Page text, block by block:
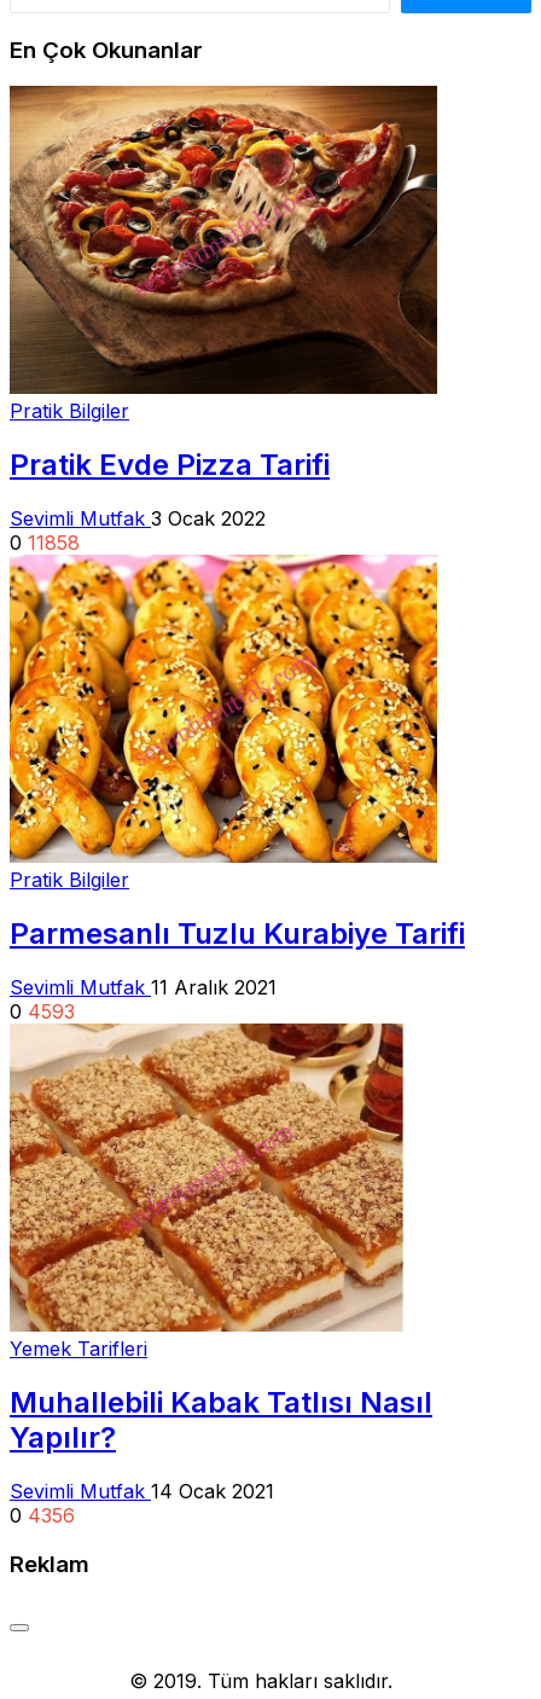
En Çok Okunanlar
Pratik Bilgiler
Pratik Evde Pizza Tarifi
Sevimli Mutfak 3 Ocak 2022
0 11858
Pratik Bilgiler
Parmesanlı Tuzlu Kurabiye Tarifi
Sevimli Mutfak 11 Aralık 2021
0 4593
Yemek Tarifleri
Muhallebili Kabak Tatlısı Nasıl
Yapılır?
Sevimli Mutfak 14 Ocak 2021
0 4356
Reklam
© 2019. Tüm hakları saklıdır.